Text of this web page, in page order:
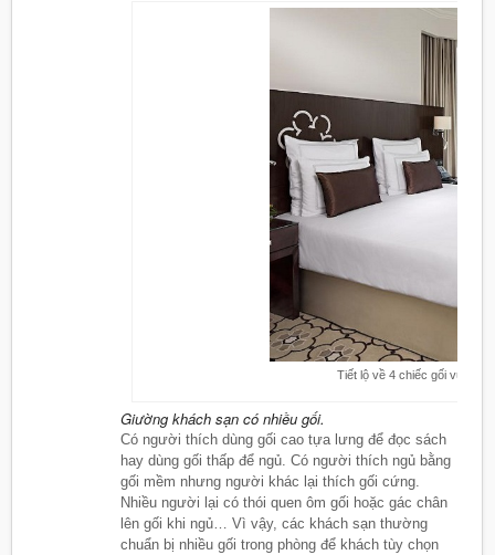
Tiết lộ về 4 chiếc gối vuông
Giường khách sạn có nhiều gối.
Có người thích dùng gối cao tựa lưng để đọc sách
hay dùng gối thấp để ngủ. Có người thích ngủ bằng
gối mềm nhưng người khác lại thích gối cứng.
Nhiều người lại có thói quen ôm gối hoặc gác chân
lên gối khi ngủ… Vì vậy, các khách sạn thường
chuẩn bị nhiều gối trong phòng để khách tùy chọn